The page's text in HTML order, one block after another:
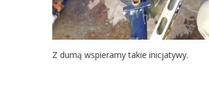
Z dumą wspieramy takie inicjatywy.